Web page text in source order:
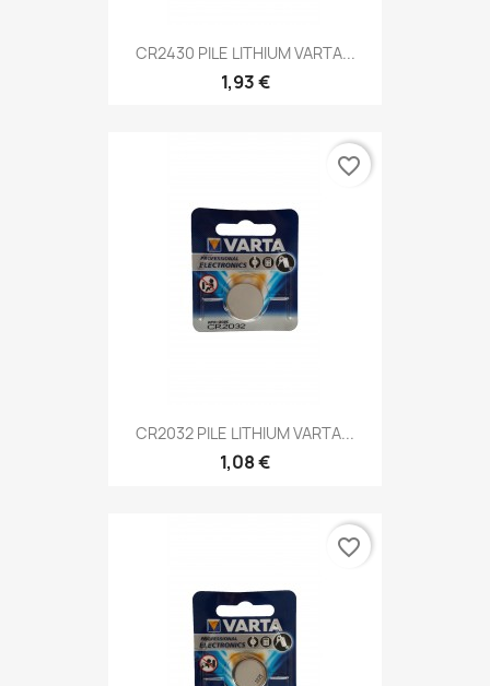
CR2430 PILE LITHIUM VARTA...
1,93 €
CR2032 PILE LITHIUM VARTA...
1,08 €
favorite_border
favorite_border